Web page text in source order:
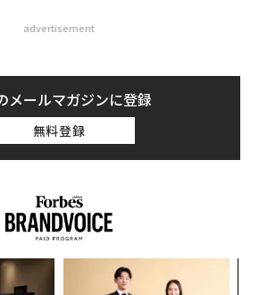
advertisement
メールマガジンに登録
無料登録